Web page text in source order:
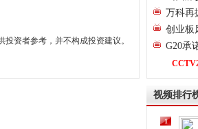
资者参考，并不构成投资建议。
万科再
创业板
G20承
视频排行
1